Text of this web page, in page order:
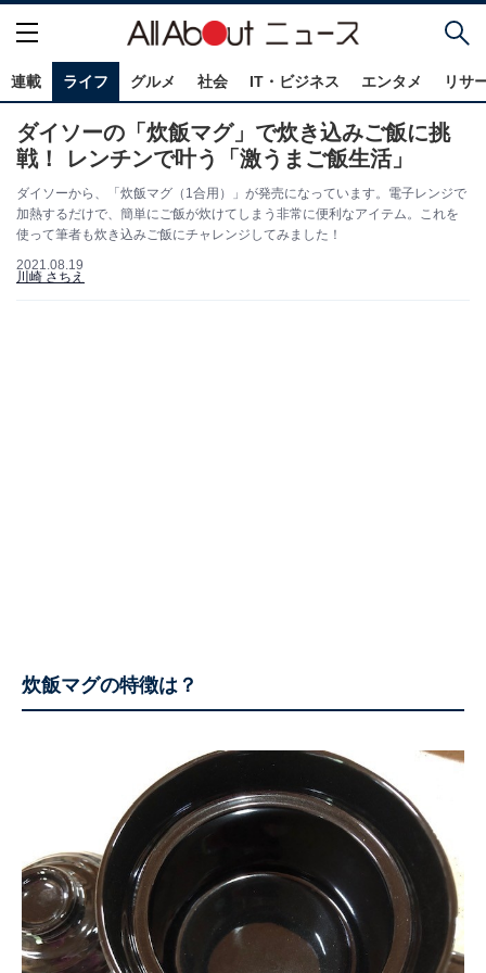
連載 ライフ グルメ 社会 IT・ビジネス エンタメ リサ
ダイソーの「炊飯マグ」で炊き込みご飯に挑
戦！ レンチンで叶う「激うまご飯生活」
ダイソーから、「炊飯マグ（1合用）」が発売になっています。電子レンジで
加熱するだけで、簡単にご飯が炊けてしまう非常に便利なアイテム。これを
使って筆者も炊き込みご飯にチャレンジしてみました！
2021.08.19
川崎 さちえ
炊飯マグの特徴は？